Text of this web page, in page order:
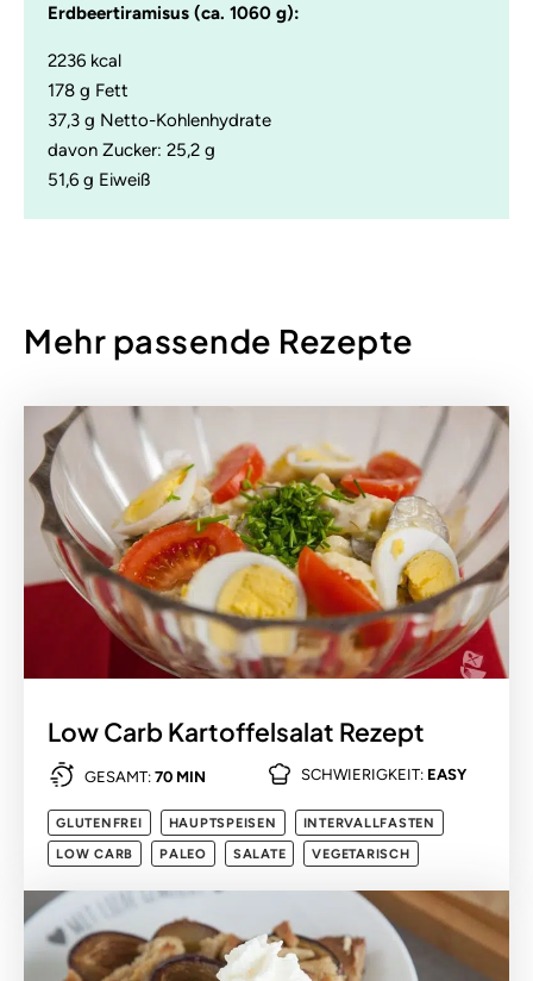
Erdbeertiramisus (ca. 1060 g):
2236 kcal
178 g Fett
37,3 g Netto-Kohlenhydrate
davon Zucker: 25,2 g
51,6 g Eiweiß
Mehr passende Rezepte
Low Carb Kartoffelsalat Rezept
GESAMT: 70 MIN SCHWIERIGKEIT: EASY
GLUTENFREI HAUPTSPEISEN
INTERVALLFASTEN
LOW CARB
PALEO SALATE VEGETARISCH